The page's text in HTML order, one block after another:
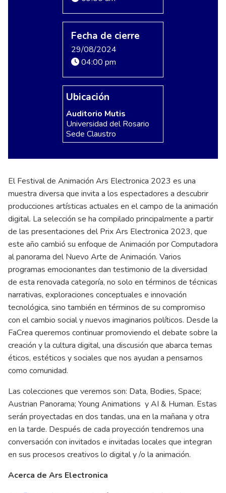
Fecha de cierre
29/08/2024
04:00 pm
Ubicación
Auditorio Mutis
Universidad del Rosario
Sede Claustro
El Festival de Animación Ars Electronica 2023 es una
muestra diversa que invita a los espectadores a descubrir
producciones artísticas actuales en el campo de la animación
digital. La selección se ha compilado principalmente a partir
de las presentaciones del Prix Ars Electronica 2023, que
este año cambió su enfoque de Animación por Computadora
al panorama del Nuevo Arte de Animación. Varios
programas emocionantes dan testimonio de la diversidad
de esta renovada categoría, no solo en términos de técnicas
narrativas, exploraciones conceptuales e innovación
tecnológica, sino también en términos de su compromiso
con el cambio social y nuevos imaginarios políticos. Desde la
FaCrea queremos continuar promoviendo el debate sobre la
creación y la cultura digital, una discusión que abarca temas
éticos, estéticos y sociales que nos ayudan a pensarnos
como comunidad.
Las colecciones que veremos son: Data, Bodies, Space;
Austrian Panorama; Young Animations y AI & Human. Estas
serán proyectadas en dos tandas, una en la mañana y otra
en la tarde. Después de cada proyección tendremos una
conversación con invitados e invitadas locales que integran
en sus procesos creativos lo digital y /o la animación.
Acerca de Ars Electronica